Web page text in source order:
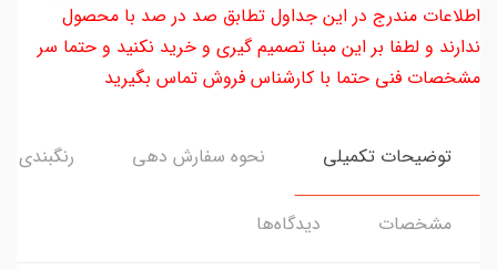
اطلاعات مندرج در این جداول تطابق صد در صد با محصول
ندارند و لطفا بر این مبنا تصمیم گیری و خرید نکنید و حتما سر
مشخصات فنی حتما با کارشناس فروش تماس بگیرید
توضیحات تکمیلی نحوه سفارش دهی رنگبندی
مشخصات دیدگاه‌ها